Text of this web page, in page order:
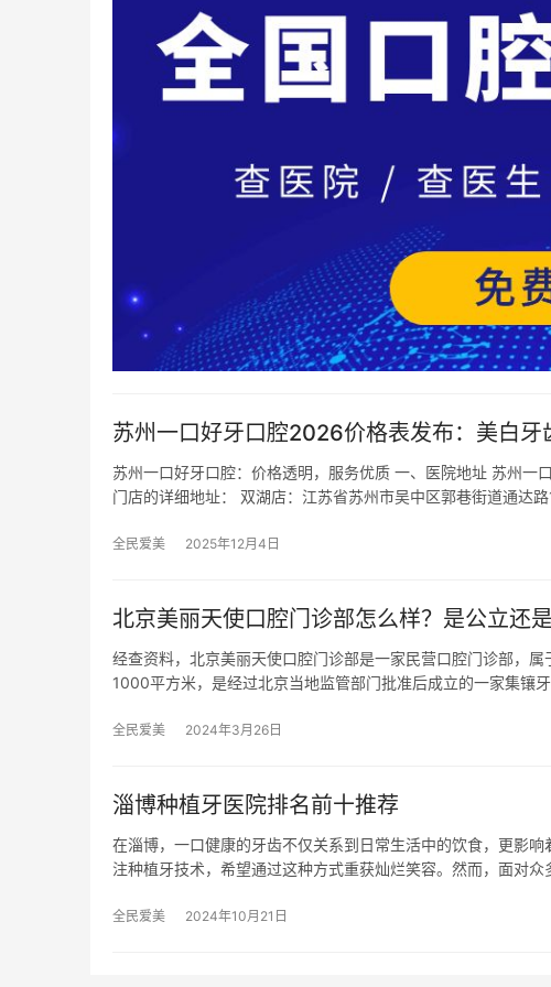
苏州一口好牙口腔2026价格表发布：美白
苏州一口好牙口腔：价格透明，服务优质 一、医院地址 苏州一
门店的详细地址： 双湖店：江苏省苏州市吴中区郭巷街道通达
全民爱美 2025年12月4日
北京美丽天使口腔门诊部怎么样？是公立还是
经查资料，北京美丽天使口腔门诊部是一家民营口腔门诊部，
1000平方米，是经过北京当地监管部门批准后成立的一家集镶
全民爱美 2024年3月26日
淄博种植牙医院排名前十推荐
在淄博，一口健康的牙齿不仅关系到日常生活中的饮食，更影
注种植牙技术，希望通过这种方式重获灿烂笑容。然而，面对
全民爱美 2024年10月21日